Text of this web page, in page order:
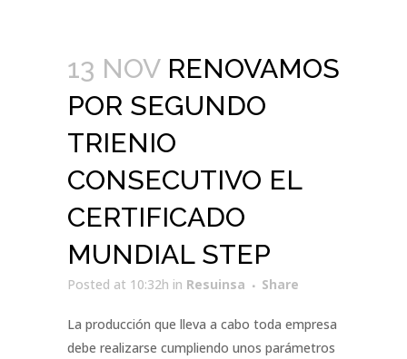
13 NOV RENOVAMOS
POR SEGUNDO
TRIENIO
CONSECUTIVO EL
CERTIFICADO
MUNDIAL STEP
Posted at 10:32h in Resuinsa Share
La producción que lleva a cabo toda empresa
debe realizarse cumpliendo unos parámetros